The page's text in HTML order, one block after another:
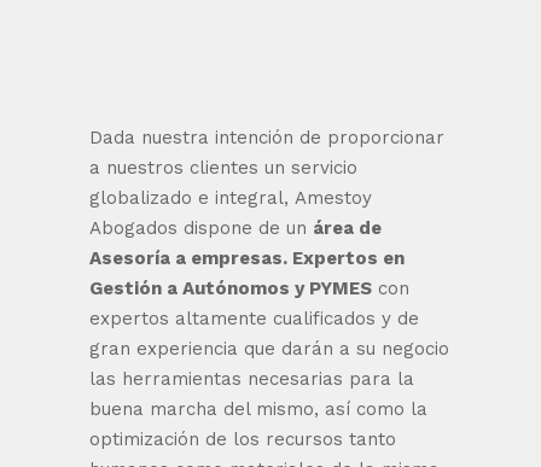
Dada nuestra intención de proporcionar
a nuestros clientes un servicio
globalizado e integral, Amestoy
Abogados dispone de un área de
Asesoría a empresas. Expertos en
Gestión a Autónomos y PYMES con
expertos altamente cualificados y de
gran experiencia que darán a su negocio
las herramientas necesarias para la
buena marcha del mismo, así como la
optimización de los recursos tanto